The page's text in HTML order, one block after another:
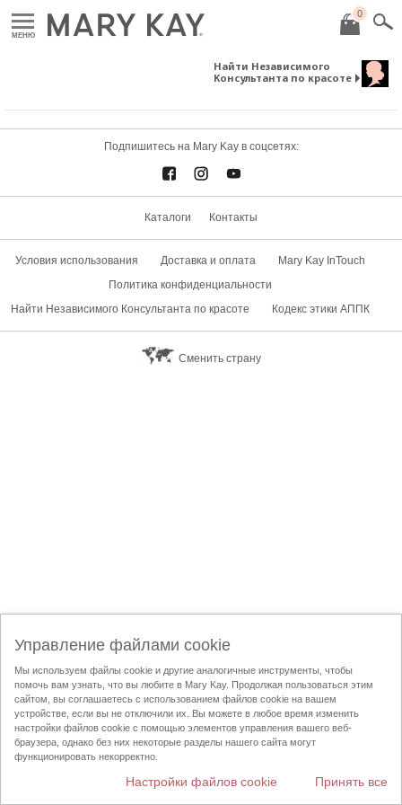
МЕНЮ
0
Найти Независимого
Консультанта по красоте
Подпишитесь на Mary Kay в соцсетях:
Каталоги Контакты
Условия использования Доставка и оплата
Mary Kay InTouch
Политика конфиденциальности
Найти Независимого Консультанта по красоте
Кодекс этики АППК
Сменить страну
Управление файлами cookie
Мы используем файлы cookie и другие аналогичные инструменты, чтобы
помочь вам узнать, что вы любите в Mary Kay. Продолжая пользоваться этим
сайтом, вы соглашаетесь с использованием файлов cookie на вашем
устройстве, если вы не отключили их. Вы можете в любое время изменить
настройки файлов cookie с помощью элементов управления вашего веб-
браузера, однако без них некоторые разделы нашего сайта могут
функционировать некорректно.
Принять все
Настройки файлов cookie